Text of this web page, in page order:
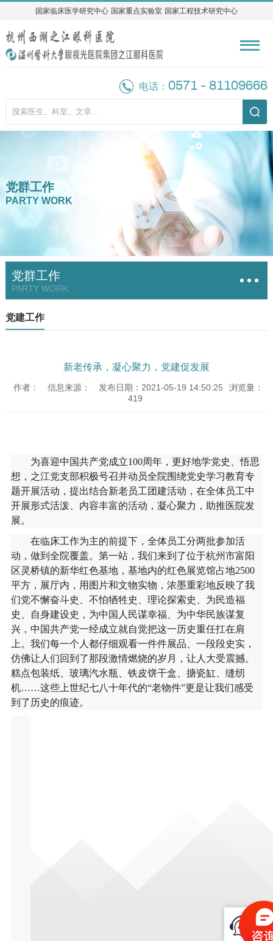
国家临床医学研究中心 国家重点实验室 国家工程技术研究中心
国家临床医学研究中心 国家重点实验室 国家工程技术研究中心
电话：0571 - 81109666
党群工作
PARTY WORK
党群工作
PARTY WORK
党建工作
新老传承，凝心聚力，党建促发展
作者： 信息来源： 发布日期：2021-05-19 14:50:25
浏览量：
419
为喜迎中国共产党成立100周年，更好地学党史、悟思
想，之江党支部积极号召并动员全院围绕党史学习教育专
题开展活动，提出结合新老员工团建活动，在全体员工中
开展形式活泼、内容丰富的活动，凝心聚力，助推医院发
展。
在临床工作为主的前提下，全体员工分两批参加活
动，做到全院覆盖。第一站，我们来到了位于杭州市富阳
区灵桥镇的新华红色基地，基地内的红色展览馆占地2500
平方，展厅内，用图片和文物实物，浓墨重彩地反映了我
们党不懈奋斗史、不怕牺牲史、理论探索史、为民造福
史、自身建设史，为中国人民谋幸福、为中华民族谋复
兴，中国共产党一经成立就自觉把这一历史重任扛在肩
上。我们每一个人都仔细观看一件件展品、一段段史实，
仿佛让人们回到了那段激情燃烧的岁月，让人大受震撼。
糕点包装纸、玻璃汽水瓶、铁皮饼干盒、搪瓷缸、缝纫
机……这些上世纪七八十年代的“老物件”更是让我们感受
到了历史的痕迹。